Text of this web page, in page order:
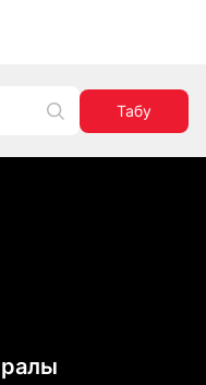
Табу